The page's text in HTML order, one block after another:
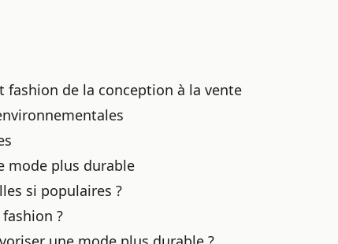
fashion de la conception à la vente
mode plus durable
si populaires ?
?